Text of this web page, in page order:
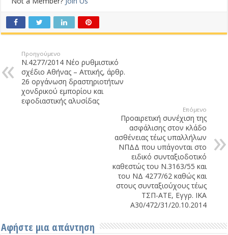
Προηγούμενο
Ν.4277/2014 Νέο ρυθμιστικό
σχέδιο Αθήνας – Αττικής, άρθρ.
26 οργάνωση δραστηριοτήτων
χονδρικού εμπορίου και
εφοδιαστικής αλυσίδας
Επόμενο
Προαιρετική συνέχιση της
ασφάλισης στον κλάδο
ασθένειας τέως υπαλλήλων
ΝΠΔΔ που υπάγονται στο
ειδικό συνταξιοδοτικό
καθεστώς του Ν.3163/55 και
του ΝΔ 4277/62 καθώς και
στους συνταξιούχους τέως
ΤΣΠ-ΑΤΕ, Εγγρ. ΙΚΑ
Α30/472/31/20.10.2014
Αφήστε μια απάντηση